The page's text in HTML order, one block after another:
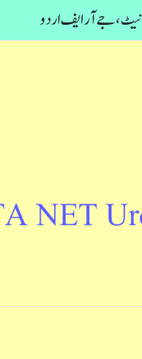
نیٹ، جے آر ایف اردو